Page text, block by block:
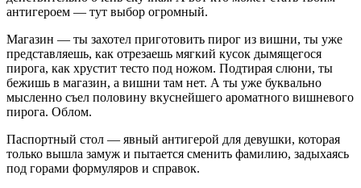
антигероем — тут выбор огромный.
Магазин — ты захотел приготовить пирог из вишни, ты уже
представляешь, как отрезаешь мягкий кусок дымящегося
пирога, как хрустит тесто под ножом. Подтирая слюни, ты
бежишь в магазин, а вишни там нет. А ты уже буквально
мысленно съел половину вкуснейшего ароматного вишневого
пирога. Облом.
Паспортный стол — явный антигерой для девушки, которая
только вышла замуж и пытается сменить фамилию, задыхаясь
под горами формуляров и справок.